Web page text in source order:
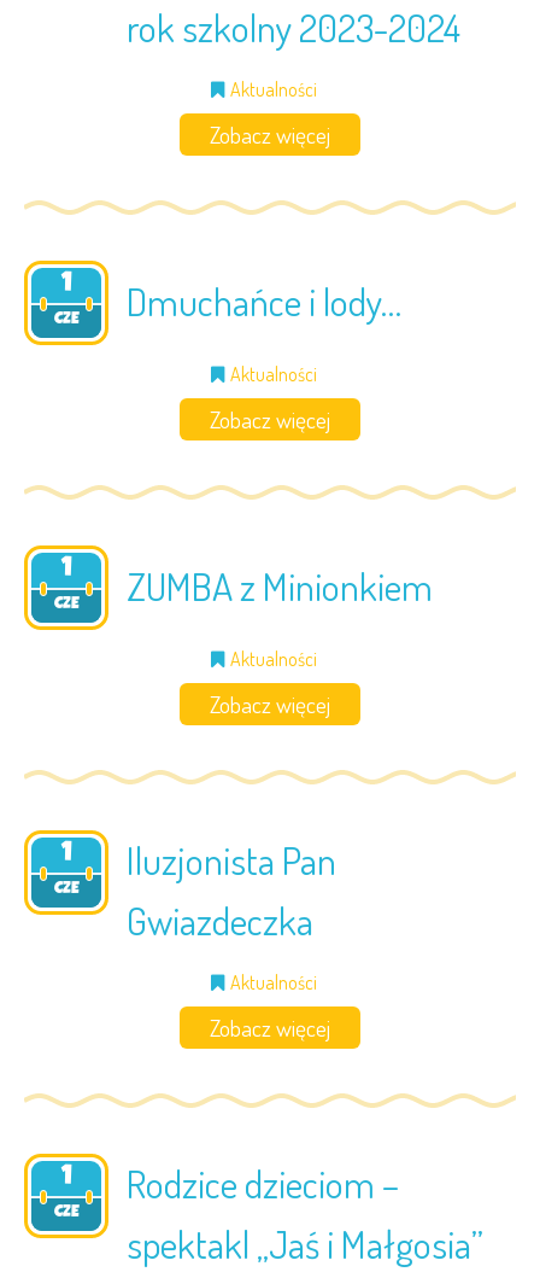
rok szkolny 2023-2024
Aktualności
Zobacz więcej
1
CZE
2023 Dmuchańce i lody…
Aktualności
Zobacz więcej
1
CZE
2023 ZUMBA z Minionkiem
Aktualności
Zobacz więcej
1
CZE
2023
Iluzjonista Pan
Gwiazdeczka
Aktualności
Zobacz więcej
1
CZE
2023
Rodzice dzieciom –
spektakl „Jaś i Małgosia”